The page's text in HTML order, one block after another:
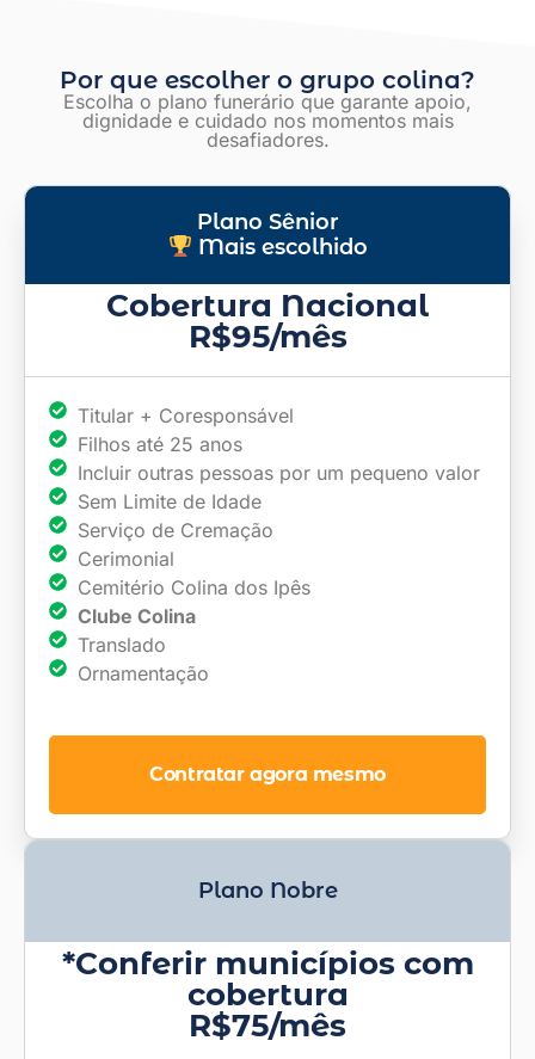
Por que escolher o grupo colina?
Escolha o plano funerário que garante apoio,
dignidade e cuidado nos momentos mais
desafiadores.
Plano Sênior
Mais escolhido
Cobertura Nacional
R$95/mês
Titular + Coresponsável
Filhos até 25 anos
Incluir outras pessoas por um pequeno valor
Sem Limite de Idade
Serviço de Cremação
Cerimonial
Cemitério Colina dos Ipês
Clube Colina
Translado
Ornamentação
Contratar agora mesmo
Plano Nobre
*Conferir municípios com
cobertura
R$75/mês